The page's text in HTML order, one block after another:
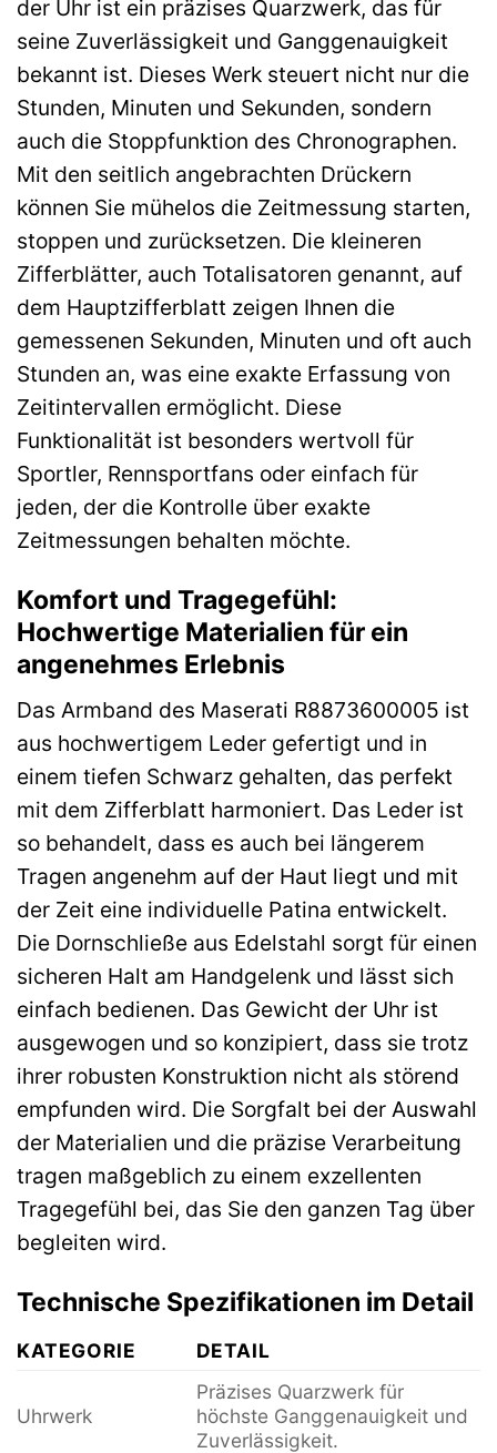
der Uhr ist ein präzises Quarzwerk, das für
seine Zuverlässigkeit und Ganggenauigkeit
bekannt ist. Dieses Werk steuert nicht nur die
Stunden, Minuten und Sekunden, sondern
auch die Stoppfunktion des Chronographen.
Mit den seitlich angebrachten Drückern
können Sie mühelos die Zeitmessung starten,
stoppen und zurücksetzen. Die kleineren
Zifferblätter, auch Totalisatoren genannt, auf
dem Hauptzifferblatt zeigen Ihnen die
gemessenen Sekunden, Minuten und oft auch
Stunden an, was eine exakte Erfassung von
Zeitintervallen ermöglicht. Diese
Funktionalität ist besonders wertvoll für
Sportler, Rennsportfans oder einfach für
jeden, der die Kontrolle über exakte
Zeitmessungen behalten möchte.
Komfort und Tragegefühl:
Hochwertige Materialien für ein
angenehmes Erlebnis
Das Armband des Maserati R8873600005 ist
aus hochwertigem Leder gefertigt und in
einem tiefen Schwarz gehalten, das perfekt
mit dem Zifferblatt harmoniert. Das Leder ist
so behandelt, dass es auch bei längerem
Tragen angenehm auf der Haut liegt und mit
der Zeit eine individuelle Patina entwickelt.
Die Dornschließe aus Edelstahl sorgt für einen
sicheren Halt am Handgelenk und lässt sich
einfach bedienen. Das Gewicht der Uhr ist
ausgewogen und so konzipiert, dass sie trotz
ihrer robusten Konstruktion nicht als störend
empfunden wird. Die Sorgfalt bei der Auswahl
der Materialien und die präzise Verarbeitung
tragen maßgeblich zu einem exzellenten
Tragegefühl bei, das Sie den ganzen Tag über
begleiten wird.
Technische Spezifikationen im Detail
KATEGORIE DETAIL
Uhrwerk
Präzises Quarzwerk für
höchste Ganggenauigkeit und
Zuverlässigkeit.